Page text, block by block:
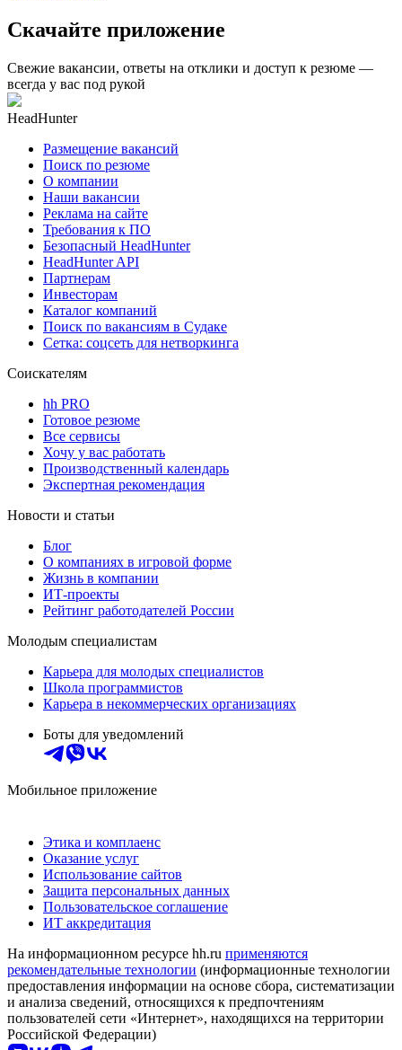
Скачайте приложение
Свежие вакансии, ответы на отклики и доступ к резюме —
всегда у вас под рукой
HeadHunter
Размещение вакансий
Поиск по резюме
О компании
Наши вакансии
Реклама на сайте
Требования к ПО
Безопасный HeadHunter
HeadHunter API
Партнерам
Инвесторам
Каталог компаний
Поиск по вакансиям в Судаке
Сетка: соцсеть для нетворкинга
Соискателям
hh PRO
Готовое резюме
Все сервисы
Хочу у вас работать
Производственный календарь
Экспертная рекомендация
Новости и статьи
Блог
О компаниях в игровой форме
Жизнь в компании
ИТ-проекты
Рейтинг работодателей России
Молодым специалистам
Карьера для молодых специалистов
Школа программистов
Карьера в некоммерческих организациях
Боты для уведомлений
Мобильное приложение
Этика и комплаенс
Оказание услуг
Использование сайтов
Защита персональных данных
Пользовательское соглашение
ИТ аккредитация
На информационном ресурсе hh.ru применяются
рекомендательные технологии (информационные технологии
предоставления информации на основе сбора, систематизации
и анализа сведений, относящихся к предпочтениям
пользователей сети «Интернет», находящихся на территории
Российской Федерации)